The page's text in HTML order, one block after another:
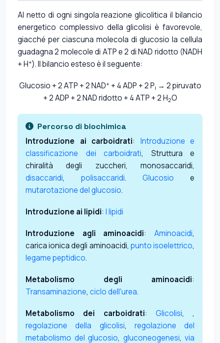
Al netto di ogni singola reazione glicolitica il bilancio
energetico complessivo della glicolisi è favorevole,
giacché per ciascuna molecola di glucosio la cellula
guadagna 2 molecole di ATP e 2 di NAD ridotto (NADH
+ H+). Il bilancio esteso è il seguente:
Glucosio + 2 ATP + 2 NAD++ 4 ADP + 2 Pi → 2 piruvato
+ 2 ADP + 2 NAD ridotto + 4 ATP + 2 H2O
Percorso di biochimica
Introduzione ai carboidrati: Introduzione e
classificazione dei carboidrati, Struttura e
chiralità degli zuccheri, monosaccaridi,
disaccaridi, polisaccaridi. Glucosio e
mutarotazione del glucosio.
Introduzione ai lipidi: I lipidi
Introduzione agli aminoacidi:Aminoacidi,
carica ionica degli aminoacidi, punto isoelettrico,
legame peptidico.
Metabolismo degli aminoacidi:
Transaminazione, ciclo dell'urea.
Metabolismo dei carboidrati: Glicolisi, ,
regolazione della glicolisi, regolazione del
metabolismo del glucosio, gluconeogenesi, via